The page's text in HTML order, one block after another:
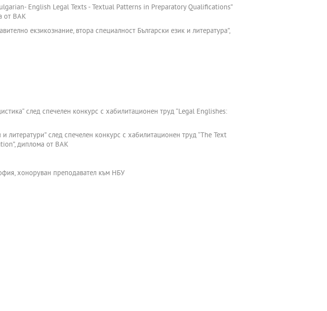
English Legal Texts - Textual Patterns in Preparatory Qualifications”
от ВАК
екзикознание, втора специалност Български език и литература”,
след спечелен конкурс с хабилитационен труд “Legal Englishes:
след спечелен конкурс с хабилитационен труд “The Text
диплома от ВАК
хоноруван преподавател към НБУ